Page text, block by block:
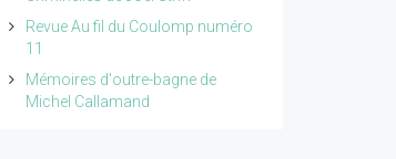
Revue Au fil du Coulomp numéro
11
Mémoires d'outre-bagne de
Michel Callamand